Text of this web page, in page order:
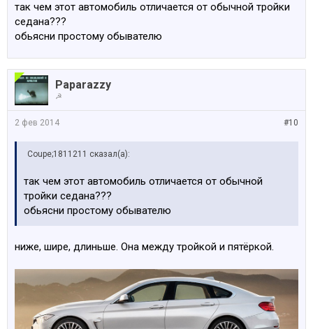
так чем этот автомобиль отличается от обычной тройки
седана???
обьясни простому обывателю
Paparazzy
☭
#10
2 фев 2014
Coupe;1811211 сказал(а):
так чем этот автомобиль отличается от обычной
тройки седана???
обьясни простому обывателю
ниже, шире, длиньше. Она между тройкой и пятёркой.